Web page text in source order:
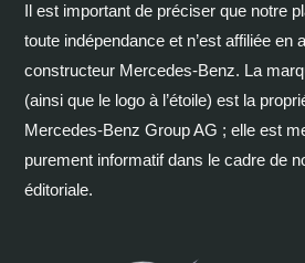
Il est important de préciser que notre
toute indépendance et n’est affiliée en
constructeur Mercedes-Benz. La
(ainsi que le logo à l’étoile) est la
Mercedes-Benz Group AG ; elle est
purement informatif dans le cadre de
éditoriale.